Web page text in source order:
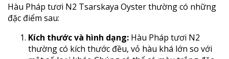
Hàu Pháp tươi N2 Tsarskaya Oyster thường có những
đặc điểm sau:
Kích thước và hình dạng: Hàu Pháp tươi N2
thường có kích thước đều, vỏ hàu khá lớn so với